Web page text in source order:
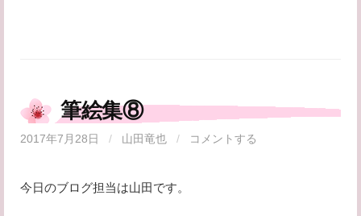
筆絵集⑧
2017年7月28日 / 山田竜也 / コメントする
今日のブログ担当は山田です。